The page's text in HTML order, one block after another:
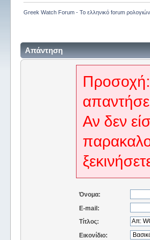
Greek Watch Forum - Το ελληνικό forum ρολογιών
Απάντηση
Προσοχή:
Αν δεν
Όνομα:
E-mail:
Τίτλος:
Εικονίδιο: